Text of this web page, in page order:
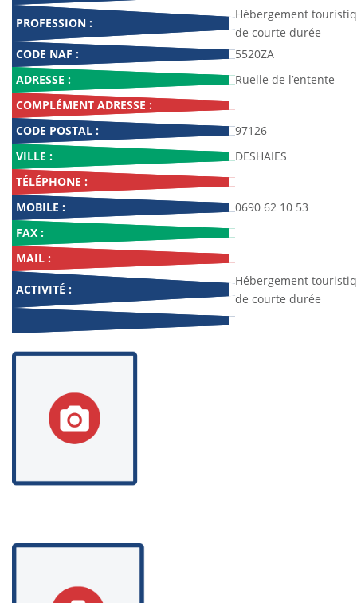
PROFESSION :
Hébergement
de courte durée
CODE NAF :
5520ZA
ADRESSE :
Ruelle de l’entente
COMPLÉMENT ADRESSE :
CODE POSTAL :
97126
VILLE :
DESHAIES
TÉLÉPHONE :
MOBILE :
0690 62 10 53
FAX :
MAIL :
ACTIVITÉ :
Hébergement
de courte durée